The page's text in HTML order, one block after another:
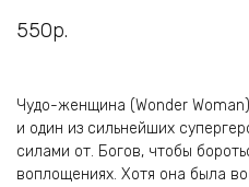
550р.
Чудо-женщина (Wonder
и один из сильнейших
силами от. Богов, чтобы
воплощениях. Хотя она была